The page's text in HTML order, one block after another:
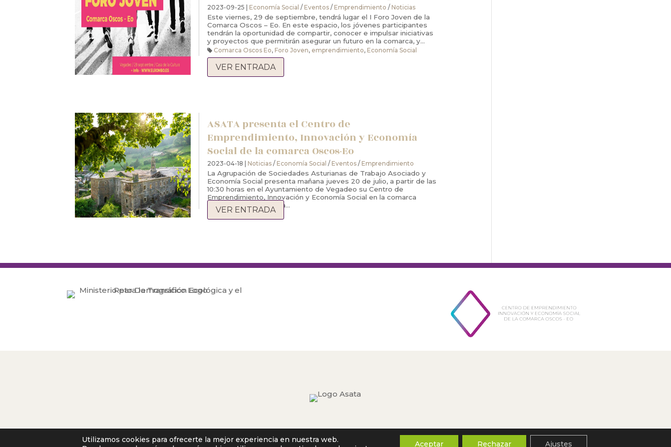
2023-09-25 | Economía Social / Eventos / Emprendimiento / Noticias
Este viernes, 29 de septiembre, tendrá lugar el I Foro Joven de la
Comarca Oscos – Eo. En este espacio, los jóvenes participantes
tendrán la oportunidad de compartir, conocer e impulsar iniciativas
y proyectos que permitirán asegurar un futuro en la comarca, y...
Comarca Oscos Eo, Foro Joven, emprendimiento, Economía Social
VER ENTRADA
ASATA presenta el Centro de
Emprendimiento, Innovación y Economía
Social de la comarca Oscos-Eo
2023-04-18 | Noticias / Economía Social / Eventos / Emprendimiento
La Agrupación de Sociedades Asturianas de Trabajo Asociado y
Economía Social presenta mañana jueves 20 de julio, a partir de las
10:30 horas en el Ayuntamiento de Vegadeo su Centro de
Emprendimiento, Innovación y Economía Social en la comarca
Oscos-Eo. El programa...
VER ENTRADA
Aviso legal |Política de privacidad Política de cookies
Utilizamos cookies para ofrecerte la mejor experiencia en nuestra web.
Aceptar Rechazar Ajustes